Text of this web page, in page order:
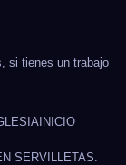
si tienes un trabajo
INICIO
SERVILLETAS.